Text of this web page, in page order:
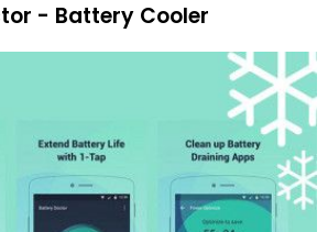
- Battery Cooler